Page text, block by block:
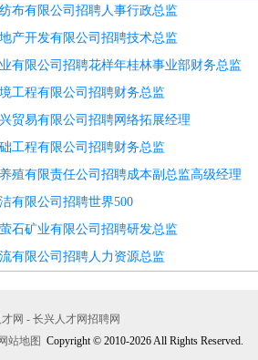
布有限公司招聘人事行政总监
产开发有限公司招聘技术总监
有限公司招聘花样年桂林事业部财务总监
工程有限公司招聘财务总监
贸易有限公司招聘网络拓展经理
工程有限公司招聘财务总监
殖有限责任公司招聘成本副总监高级经理
有限公司招聘世界500
石矿业有限公司招聘研发总监
有限公司招聘人力资源总监
网 - 长兴人才网招聘网
网站地图 Copyright © 2010-2026 All Rights Reserved.